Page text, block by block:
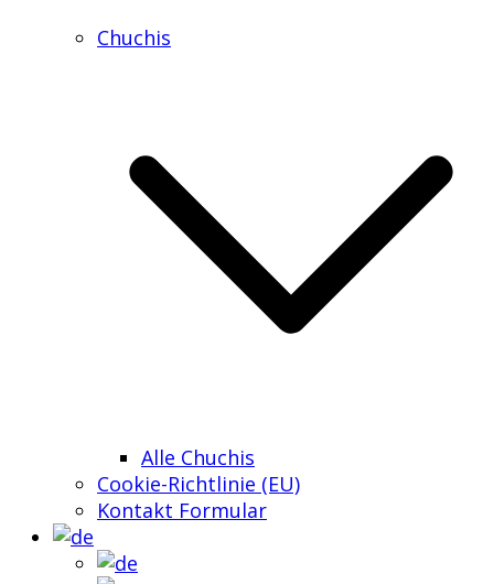
Chuchis
Alle Chuchis
Cookie-Richtlinie (EU)
Kontakt Formular